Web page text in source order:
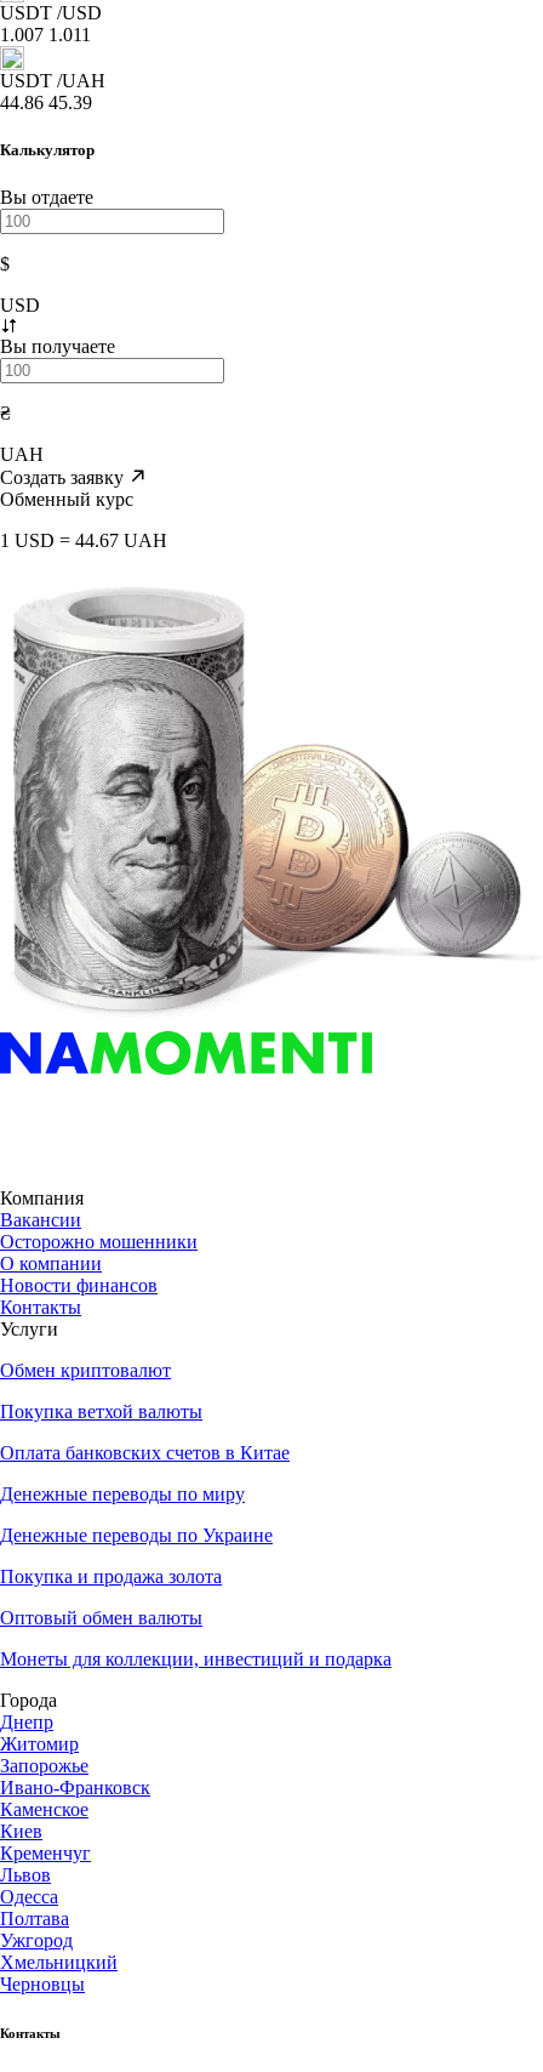
USDT /USD
1.007 1.011
USDT /UAH
44.86 45.39
Калькулятор
Вы отдаете
$
USD
Вы получаете
₴
UAH
Создать заявку
Обменный курс
1 USD = 44.67 UAH
Компания
Вакансии
Осторожно мошенники
О компании
Новости финансов
Контакты
Услуги
Обмен криптовалют
Покупка ветхой валюты
Оплата банковских счетов в Китае
Денежные переводы по миру
Денежные переводы по Украине
Покупка и продажа золота
Оптовый обмен валюты
Монеты для коллекции, инвестиций и подарка
Города
Днепр
Житомир
Запорожье
Ивано-Франковск
Каменское
Киев
Кременчуг
Львов
Одесса
Полтава
Ужгород
Хмельницкий
Черновцы
Контакты